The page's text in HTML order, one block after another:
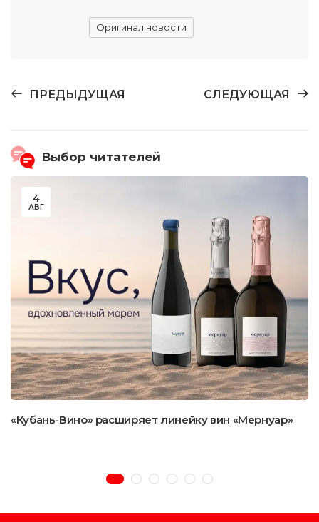
Оригинал новости
ПРЕДЫДУЩАЯ СЛЕДУЮЩАЯ
Выбор читателей
4
АВГ
«Кубань-Вино» расширяет линейку вин «Мернуар»